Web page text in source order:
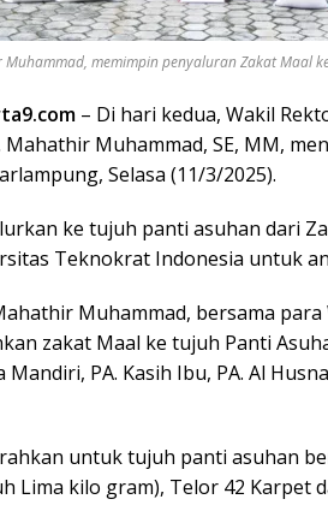
Muhammad, memimpin penyaluran Zakat Maal
– Di hari kedua, Wakil
Mahathir Muhammad, SE, MM,
Selasa (11/3/2025).
ke tujuh panti asuhan dari
Teknokrat Indonesia untuk
Muhammad, bersama
zakat Maal ke tujuh Panti
PA. Kasih Ibu, PA. Al
untuk tujuh panti asuhan
Lima kilo gram), Telor 42 Karpet